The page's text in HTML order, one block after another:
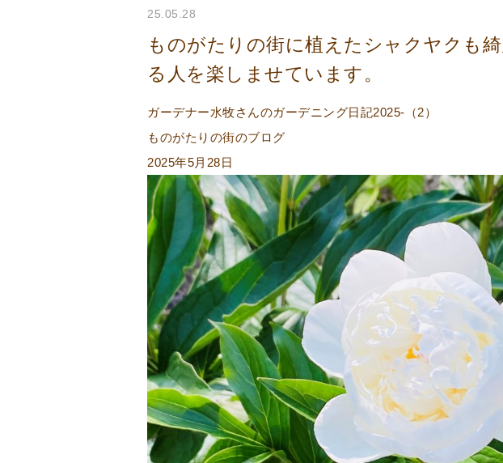
25.05.28
ものがたりの街に植えたシャクヤクも
る人を楽しませています。
ガーデナー水牧さんのガーデニング日記2025-（2）
ものがたりの街のブログ
2025年5月28日